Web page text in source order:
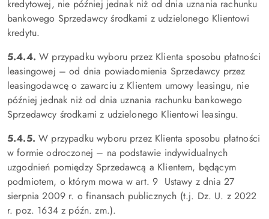
kredytowej, nie później jednak niż od dnia uznania rachunku
bankowego Sprzedawcy środkami z udzielonego Klientowi
kredytu.
5.4.4. W przypadku wyboru przez Klienta sposobu płatności
leasingowej – od dnia powiadomienia Sprzedawcy przez
leasingodawcę o zawarciu z Klientem umowy leasingu, nie
później jednak niż od dnia uznania rachunku bankowego
Sprzedawcy środkami z udzielonego Klientowi leasingu.
5.4.5. W przypadku wyboru przez Klienta sposobu płatności
w formie odroczonej – na podstawie indywidualnych
uzgodnień pomiędzy Sprzedawcą a Klientem, będącym
podmiotem, o którym mowa w art. 9 Ustawy z dnia 27
sierpnia 2009 r. o finansach publicznych (t.j. Dz. U. z 2022
r. poz. 1634 z późn. zm.).